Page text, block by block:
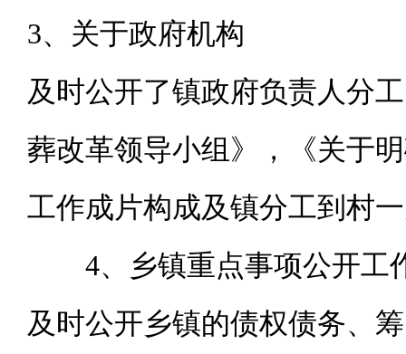
3、关于政府机构
及时公开了镇政府负责人分
葬改革领导小组》，《关于
工作成片构成及镇分工到村
4、
乡镇重点事项公开工
及时公开乡镇的债权债务、